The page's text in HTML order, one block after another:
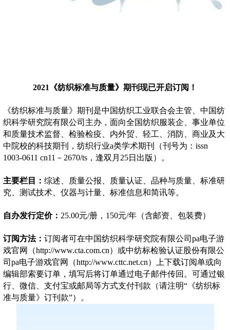
2021《纺织标准与质量》期刊现已开启订阅！
《纺织标准与质量》期刊是中国纺织工业联合会主管、中国纺
织科学研究院有限公司主办，面向全国纺织服装企、事业单位
和质量技术监督、检验检疫、内外贸、轻工、消防、商业及大
中院校的科技期刊，纺织行业a类学术期刊（刊号为：issn
1003-0611 cn11－2670/ts，逢双月25日出版）。
主要栏目： 综述、质量公报、质量认证、品种与质量、标准研
究、测试技术、仪器与计量、标准信息和简讯等。
自办发行定价： 25.00元/册，150元/年（含邮资、包装费）
订阅方法： 订阅者可在中国纺织科学研究院有限公司pa电子游
戏官网（http://www.cta.com.cn）或中纺标检验认证股份有限公
司pa电子游戏官网（http://www.cttc.net.cn）上下载订阅单或向
编辑部索要订单，填写后将订单通过电子邮件传回。可通过银
行、微信、支付宝或邮局等方式支付刊款（请注明“《纺织标
准与质量》订刊款”）。